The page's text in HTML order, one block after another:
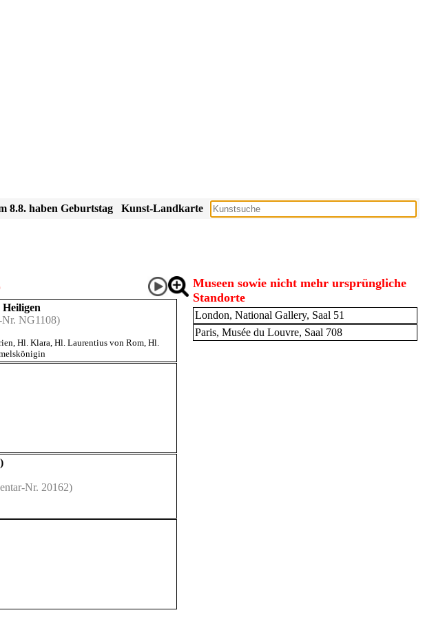
Kunst-Landkarte
8.8. haben Geburtstag
NG1108)
, Hl. Klara, Hl. Laurentius von Rom, Hl.
Nr. 20162)
Museen sowie nicht mehr ursprüngliche
Standorte
London, National Gallery, Saal 51
Paris, Musée du Louvre, Saal 708